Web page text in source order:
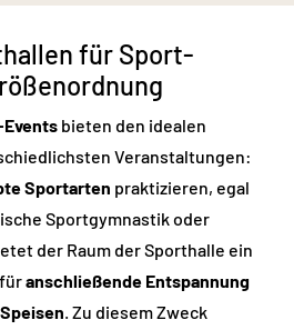
für Sport-
bieten den idealen
Veranstaltungen:
Sportarten praktizieren, egal
Sportgymnastik oder
der Raum der Sporthalle ein
anschließende Entspannung
. Zu diesem Zweck